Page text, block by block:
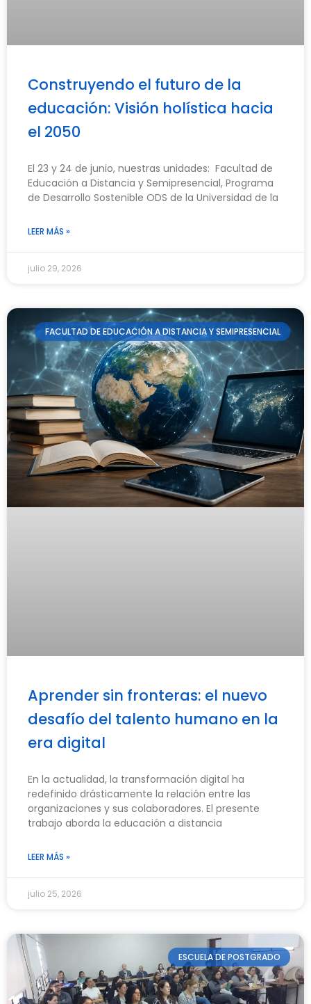
Construyendo el futuro de la
educación: Visión holística hacia
el 2050
El 23 y 24 de junio, nuestras unidades: Facultad de
Educación a Distancia y Semipresencial, Programa
de Desarrollo Sostenible ODS de la Universidad de la
LEER MÁS »
julio 29, 2026
FACULTAD DE EDUCACIÓN A DISTANCIA Y SEMIPRESENCIAL
Aprender sin fronteras: el nuevo
desafío del talento humano en la
era digital
En la actualidad, la transformación digital ha
redefinido drásticamente la relación entre las
organizaciones y sus colaboradores. El presente
trabajo aborda la educación a distancia
LEER MÁS »
julio 25, 2026
ESCUELA DE POSTGRADO